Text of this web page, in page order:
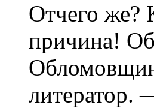
Отчего же?
причина!
литератор.